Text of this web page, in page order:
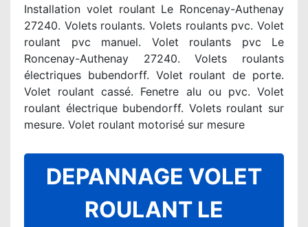
Installation volet roulant Le Roncenay-Authenay
27240. Volets roulants. Volets roulants pvc. Volet
roulant pvc manuel. Volet roulants pvc Le
Roncenay-Authenay 27240. Volets roulants
électriques bubendorff. Volet roulant de porte.
Volet roulant cassé. Fenetre alu ou pvc. Volet
roulant électrique bubendorff. Volets roulant sur
mesure. Volet roulant motorisé sur mesure
DEPANNAGE VOLET
ROULANT LE